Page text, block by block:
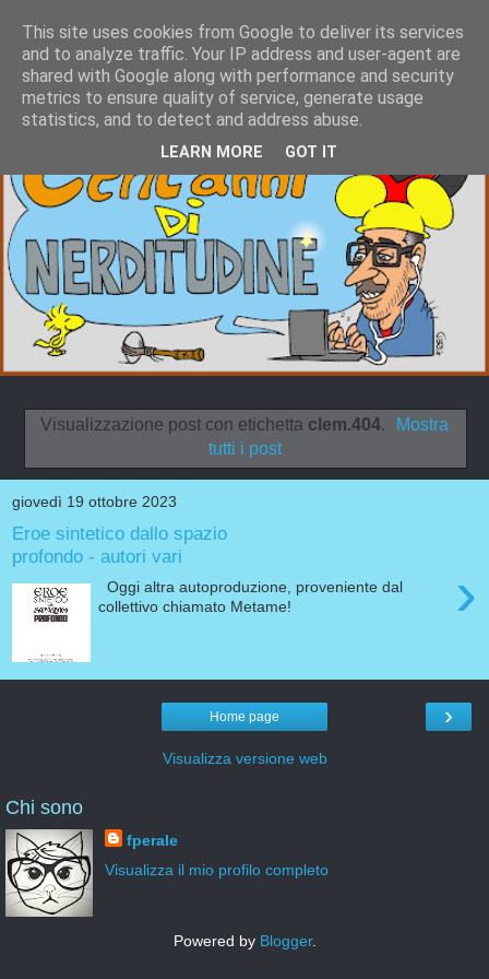
Visualizzazione post con etichetta clem.404.
Mostra
tutti i post
giovedì 19 ottobre 2023
Eroe sintetico dallo spazio
profondo - autori vari
›
Oggi altra autoproduzione, proveniente dal
collettivo chiamato Metame!
›
Home page
Visualizza versione web
Chi sono
fperale
Visualizza il mio profilo completo
Powered by Blogger.
This site uses cookies from Google to deliver its services
and to analyze traffic. Your IP address and user-agent are
shared with Google along with performance and security
metrics to ensure quality of service, generate usage
statistics, and to detect and address abuse.
LEARN MORE GOT IT